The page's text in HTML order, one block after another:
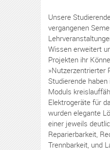
Unsere
vergangenen
Wissen erweitert
Projekten ihr
»Nutzerzentrierter
Studierende
Moduls
Elektrogeräte für
wurden elegante
einer jeweils
Reparierbarkeit,
Trennbarkeit, und